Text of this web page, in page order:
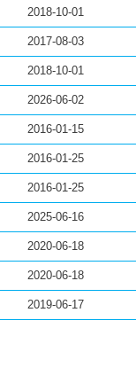
2018-10-01
2017-08-03
2018-10-01
2026-06-02
2016-01-15
2016-01-25
2016-01-25
2025-06-16
2020-06-18
2020-06-18
2019-06-17